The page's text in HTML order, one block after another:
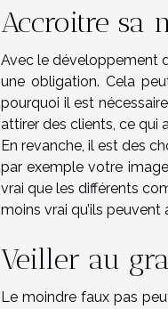
Accroitre sa
Avec le développement
une obligation. Cela
pourquoi il est
attirer des clients, ce qui
En revanche, il est des
par exemple votre
vrai que les différents
moins vrai qu’ils
Veiller au
Le moindre faux pas